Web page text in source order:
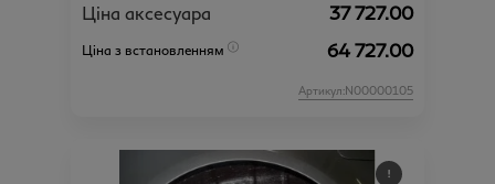
Ціна аксесуара 37 727.00
Ціна з встановленням 64 727.00
Артикул:N00000105